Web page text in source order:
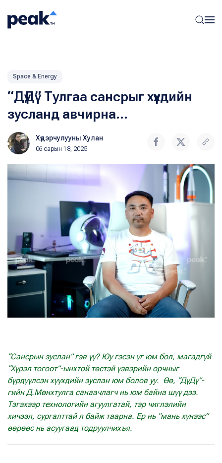
Space & Energy
“ДүДү” Тулгаа сансрыг хүүхдийн
зусланд авчирна...
Хүдэрчулууны Хулан
06 сарын 18, 2025
“Сансрын зуслан” гэв үү? Юу гэсэн үг юм бол, магадгүй
“Хүрэл тогоот”-ынхтой төстэй үзвэрийн орчныг
бүрдүүлсэн хүүхдийн зуслан юм болов уу. Өө, “ДүДү”-
гийн Д.Мөнхтулга санаачлагч нь юм байна шүү дээ.
Тэгэхээр технологийн агуулгатай, тэр чиглэлийн
хичээл, сургалттай л байж таарна. Ер нь “мань хүнээс”
өөрөөс нь асуугаад тодруулчихъя.